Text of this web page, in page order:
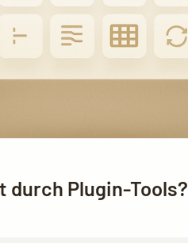
Plugin-Tools?